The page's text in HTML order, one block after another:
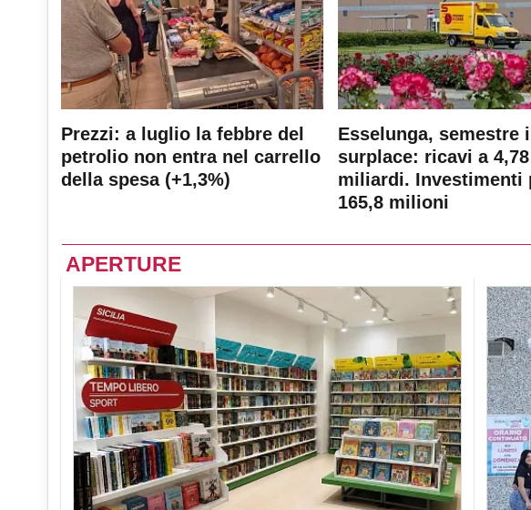
Prezzi: a luglio la febbre del
petrolio non entra nel carrello
della spesa (+1,3%)
Esselunga, semestre
surplace: ricavi a 4,78
miliardi. Investimenti
165,8 milioni
APERTURE